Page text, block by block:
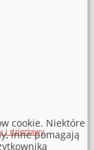
i dzierżawy
cookie. Niektóre
inne pomagają